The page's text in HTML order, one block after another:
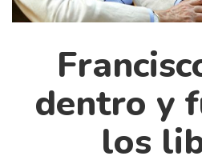
Críticas
Documentos
dentro y
los